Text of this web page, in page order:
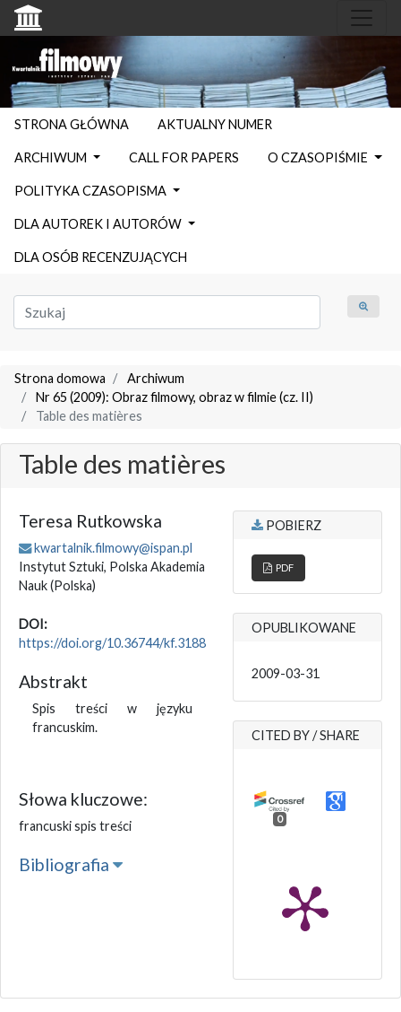
STRONA GŁÓWNA AKTUALNY NUMER
ARCHIWUM CALL FOR PAPERS O CZASOPIŚMIE
POLITYKA CZASOPISMA
DLA AUTOREK I AUTORÓW
DLA OSÓB RECENZUJĄCYCH
Strona domowa
Archiwum
Nr 65 (2009): Obraz filmowy, obraz w filmie (cz. II)
Table des matières
Table des matières
Teresa Rutkowska
kwartalnik.filmowy@ispan.pl
Instytut Sztuki, Polska Akademia
Nauk(Polska)
DOI:
https://doi.org/10.36744/kf.3188
Abstrakt
Spis treści w języku
francuskim.
Słowa kluczowe:
francuski spis treści
Bibliografia
POBIERZ
PDF
OPUBLIKOWANE
2009-03-31
CITED BY / SHARE
0